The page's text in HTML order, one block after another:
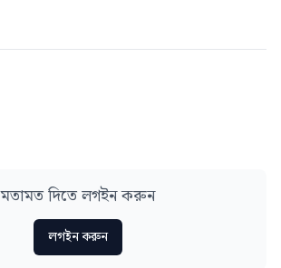
মতামত দিতে লগইন করুন
লগইন করুন